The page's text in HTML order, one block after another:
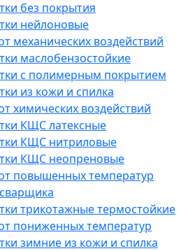
без покрытия
нейлоновые
механических воздействий
маслобензостойкие
с полимерным покрытием
из кожи и спилка
химических воздействий
КЩС латексные
КЩС нитриловые
КЩС неопреновые
повышенных температур
трикотажные термостойкие
пониженных температур
зимние из кожи и спилка